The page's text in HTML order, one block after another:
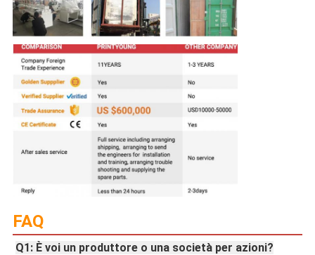
FAQ
Q1: È voi un produttore o una società per azioni?